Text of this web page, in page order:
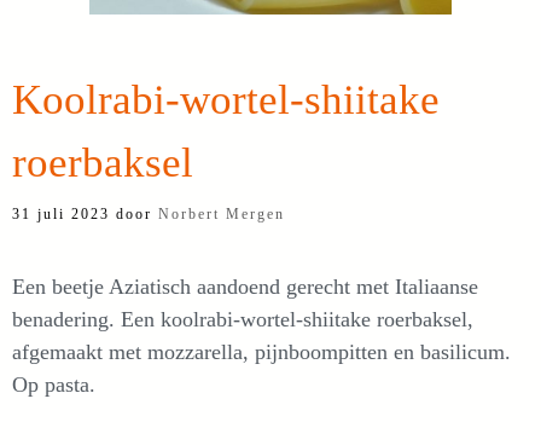
Koolrabi-wortel-shiitake
roerbaksel
31 juli 2023 door Norbert Mergen
Een beetje Aziatisch aandoend gerecht met Italiaanse
benadering. Een koolrabi-wortel-shiitake roerbaksel,
afgemaakt met mozzarella, pijnboompitten en basilicum.
Op pasta.